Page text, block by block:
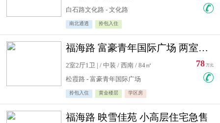
白石路文化路 - 文化路
南北通透 拎包入住
福海路 富豪青年国际广场 两室住宅急售
2室2厅1卫 | / 中装 / 西南 / 84㎡
松霞路 - 富豪青年国际广场
拎包入住 黄金楼层 学区房
78 万元
福海路 映雪佳苑 小高层住宅急售